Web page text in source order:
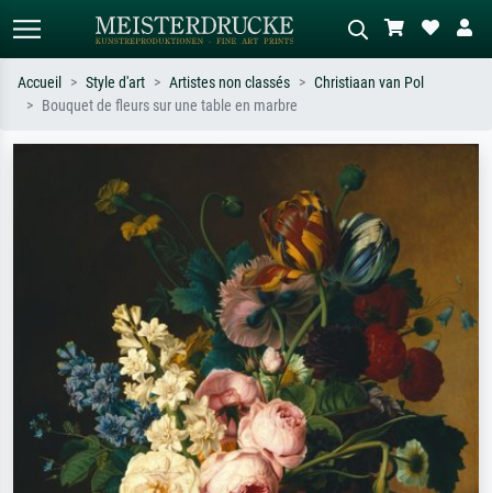
ex. Monet, Nuit étoilée,
impressionnisme, vague de Hokusai,
nu.
Décrivez la scène – ex. prairie verte,
abstrait avec beaucoup de rouge,
tableau sombre, nu debout près d'un
arbre.
Accueil Style d'art Artistes non classés
Christiaan van Pol
Bouquet de fleurs sur une table en marbre